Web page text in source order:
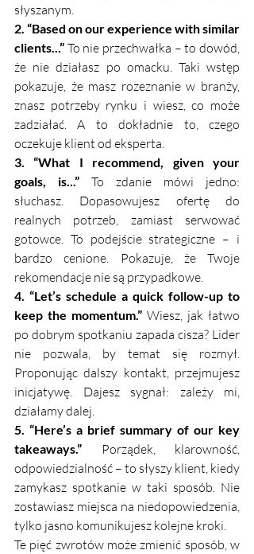
słyszanym.
2. “Based on our experience with similar
clients...” To nie przechwałka – to dowód,
że nie działasz po omacku. Taki wstęp
pokazuje, że masz rozeznanie w branży,
znasz potrzeby rynku i wiesz, co może
zadziałać. A to dokładnie to, czego
oczekuje klient od eksperta.
3. “What I recommend, given your
goals, is...” To zdanie mówi jedno:
słuchasz. Dopasowujesz ofertę do
realnych potrzeb, zamiast serwować
gotowce. To podejście strategiczne – i
bardzo cenione. Pokazuje, że Twoje
rekomendacje nie są przypadkowe.
4. “Let’s schedule a quick follow-up to
keep the momentum.” Wiesz, jak łatwo
po dobrym spotkaniu zapada cisza? Lider
nie pozwala, by temat się rozmył.
Proponując dalszy kontakt, przejmujesz
inicjatywę. Dajesz sygnał: zależy mi,
działamy dalej.
5. “Here’s a brief summary of our key
takeaways.” Porządek, klarowność,
odpowiedzialność – to słyszy klient, kiedy
zamykasz spotkanie w taki sposób. Nie
zostawiasz miejsca na niedopowiedzenia,
tylko jasno komunikujesz kolejne kroki.
Te pięć zwrotów może zmienić sposób, w